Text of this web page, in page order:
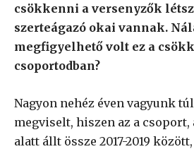
csökkenni a versenyzők
szerteágazó okai vannak.
megfigyelhető volt ez a
csoportodban?
Nagyon nehéz éven vagyunk
megviselt, hiszen az a csoport,
alatt állt össze 2017-2019